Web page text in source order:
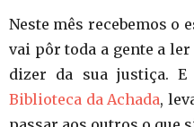
Neste mês recebemos o
vai pôr toda a gente a
dizer da sua justiça.
Biblioteca da Achada,